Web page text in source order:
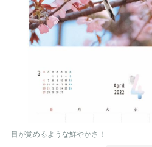
目が覚めるような鮮やかさ！